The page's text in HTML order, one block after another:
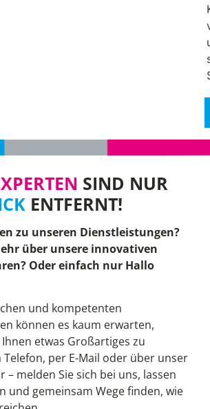
SIND NUR
ENTFERNT!
zu unseren Dienstleistungen?
über unsere innovativen
Oder einfach nur Hallo
und kompetenten
können es kaum erwarten,
etwas Großartiges zu
Telefon, per E-Mail oder über unser
melden Sie sich bei uns, lassen
und gemeinsam Wege finden, wie